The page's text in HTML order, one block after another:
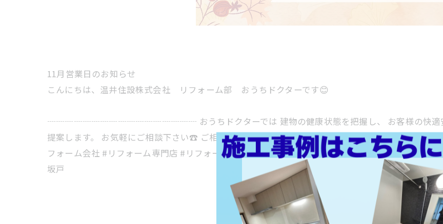
11月営業日のお知らせ
こんにちは、温井住設株式会社 リフォーム部 おうちドクターです😊
┈┈┈┈┈┈┈┈┈┈┈┈┈┈┈┈┈ おうちドクターでは 建物の健康状態を把握し、 お客様の快適安心
提案します。 お気軽にご相談下さい☎ ご相談・お問合わせは @ouchi_doctor のプロフィールよ
フォーム会社 #リフォーム専門店 #リフォーム工事 #外装リフォーム #水まわりリフォーム #水回
坂戸